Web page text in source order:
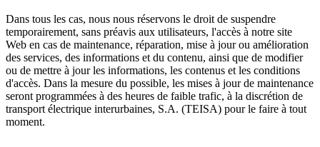
Dans tous les cas, nous nous réservons le droit de suspendre
temporairement, sans préavis aux utilisateurs, l'accès à notre site
Web en cas de maintenance, réparation, mise à jour ou amélioration
des services, des informations et du contenu, ainsi que de modifier
ou de mettre à jour les informations, les contenus et les conditions
d'accès. Dans la mesure du possible, les mises à jour de maintenance
seront programmées à des heures de faible trafic, à la discrétion de
transport électrique interurbaines, S.A. (TEISA) pour le faire à tout
moment.